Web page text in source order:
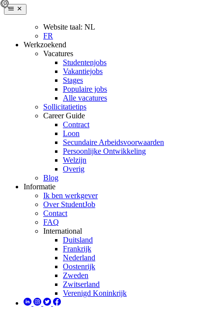
Website taal: NL
FR
Werkzoekend
Vacatures
Studentenjobs
Vakantiejobs
Stages
Populaire jobs
Alle vacatures
Sollicitatietips
Career Guide
Contract
Loon
Secundaire Arbeidsvoorwaarden
Persoonlijke Ontwikkeling
Welzijn
Overig
Blog
Informatie
Ik ben werkgever
Over StudentJob
Contact
FAQ
International
Duitsland
Frankrijk
Nederland
Oostenrijk
Zweden
Zwitserland
Verenigd Koninkrijk